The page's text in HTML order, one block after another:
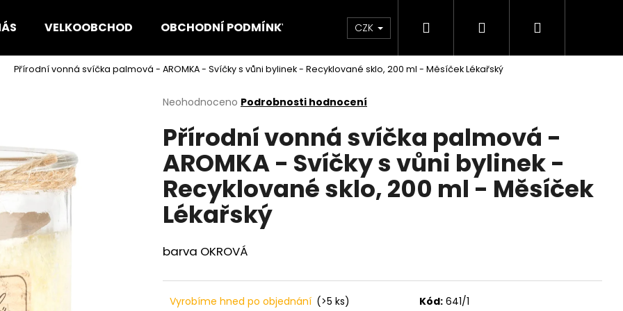
VELKOOBCHOD OBCHODNÍ PODMÍNKY KONTAKTY
CZK Hledat PřihlášeníNákupní
Přírodní vonná svíčka palmová - AROMKA - Svíčky s vůni bylinek - Recyklované sklo, 200 ml - Měsíček Lékařský
Průměrné
produktu
je
0,0
z
5
hvězdiček.
Neohodnoceno Podrobnosti hodnocení
Přírodní vonná svíčka palmová -
AROMKA - Svíčky s vůni bylinek -
Recyklované sklo, 200 ml - Měsíček
Lékařský
barva OKROVÁ
Vyrobíme hned po objednání (>5 ks) Kód: 641/1
Co potřebujete najít?
HLEDAT
Doporučujeme
Následující